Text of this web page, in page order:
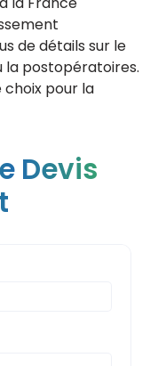
de détails sur le
la postopératoires.
choix pour la
Devis